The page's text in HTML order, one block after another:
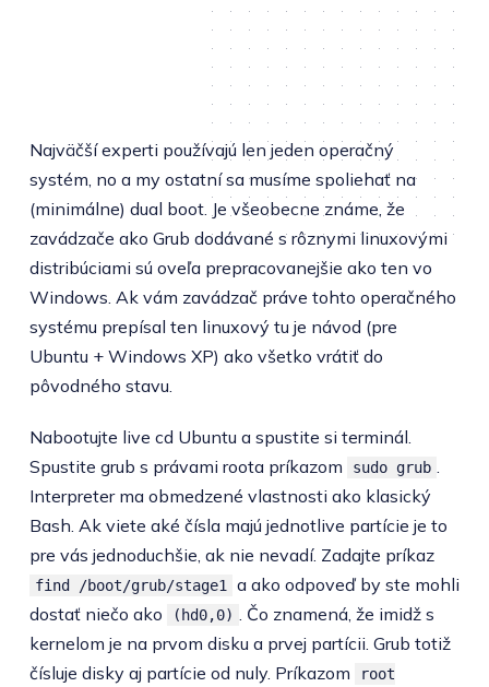
Najväčší experti používajú len jeden operačný
systém, no a my ostatní sa musíme spoliehať na
(minimálne) dual boot. Je všeobecne známe, že
zavádzače ako Grub dodávané s rôznymi linuxovými
distribúciami sú oveľa prepracovanejšie ako ten vo
Windows. Ak vám zavádzač práve tohto operačného
systému prepísal ten linuxový tu je návod (pre
Ubuntu + Windows XP) ako všetko vrátiť do
pôvodného stavu.
Nabootujte live cd Ubuntu a spustite si terminál.
Spustite grub s právami roota príkazom
sudo grub
Interpreter ma obmedzené vlastnosti ako klasický
Bash. Ak viete aké čísla majú jednotlive partície je to
pre vás jednoduchšie, ak nie nevadí. Zadajte príkaz
find /boot/grub/stage1
a ako odpoveď by ste mohli
dostať niečo ako
(hd0,0)
. Čo znamená, že imidž s
kernelom je na prvom disku a prvej partícii. Grub totiž
čísluje disky aj partície od nuly. Príkazom
root